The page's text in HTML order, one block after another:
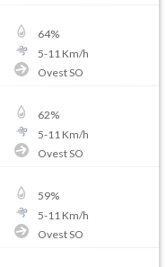
64%
5-11 Km/h
Ovest SO
62%
5-11 Km/h
Ovest SO
59%
5-11 Km/h
Ovest SO